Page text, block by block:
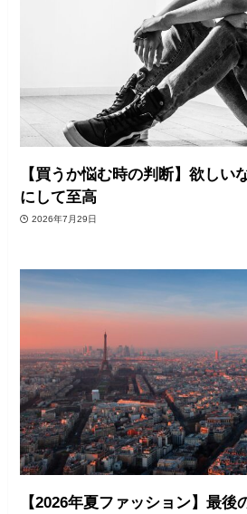
【買うか悩む時の判断】欲しい
にして至高
2026年7月29日
【2026年夏ファッション】最後